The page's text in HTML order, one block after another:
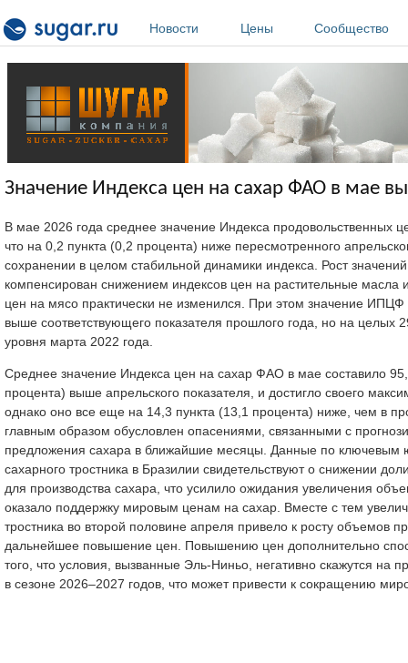
Новости
Цены Сообщество
Значение Индекса цен на сахар ФАО в мае
В мае 2026 года среднее значение Индекса продовольственных
что на 0,2 пункта (0,2 процента) ниже пересмотренного
сохранении в целом стабильной динамики индекса. Рост
компенсирован снижением индексов цен на растительные масла
цен на мясо практически не изменился. При этом значение ИПЦФ
выше соответствующего показателя прошлого года, но на целых
уровня марта 2022 года.
Среднее значение Индекса цен на сахар ФАО в мае составило
процента) выше апрельского показателя, и достигло своего
однако оно все еще на 14,3 пункта (13,1 процента) ниже, чем в
главным образом обусловлен опасениями, связанными с
предложения сахара в ближайшие месяцы. Данные по
сахарного тростника в Бразилии свидетельствуют о снижении
для производства сахара, что усилило ожидания увеличения
оказало поддержку мировым ценам на сахар. Вместе с тем
тростника во второй половине апреля привело к росту объемов
дальнейшее повышение цен. Повышению цен дополнительно
того, что условия, вызванные Эль-Ниньо, негативно скажутся на
в сезоне 2026–2027 годов, что может привести к сокращению